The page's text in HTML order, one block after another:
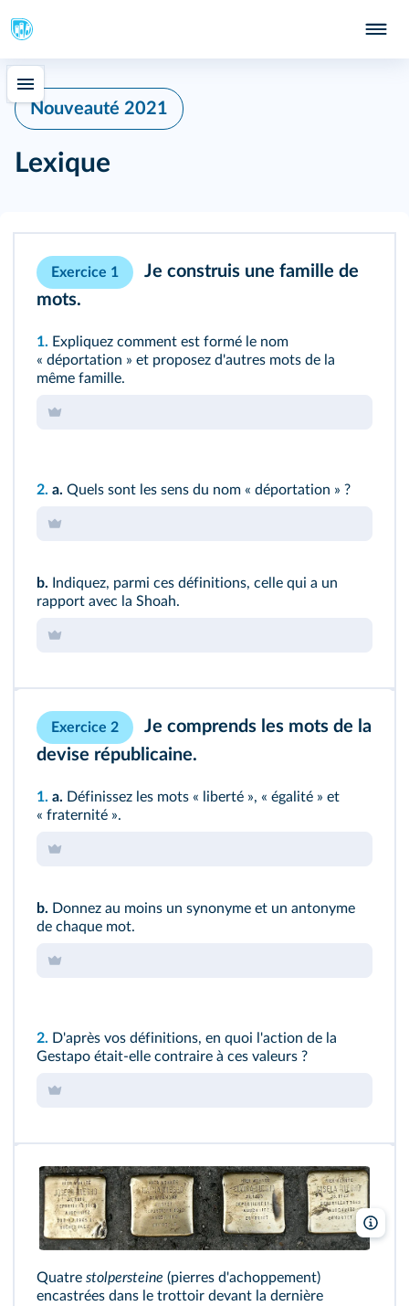
Nouveauté 2021
Lexique
Exercice 1
Je construis une famille de
mots.
1. Expliquez comment est formé le nom
« déportation » et proposez d'autres mots de la
même famille.
2. a. Quels sont les sens du nom « déportation » ?
b.
Indiquez, parmi ces définitions, celle qui a un
rapport avec la Shoah.
Exercice 2
Je comprends les mots de la
devise républicaine.
1. a. Définissez les mots « liberté », « égalité » et
« fraternité ».
b. Donnez au moins un synonyme et un antonyme
de chaque mot.
2. D'après vos définitions, en quoi l'action de la
Gestapo était-elle contraire à ces valeurs ?
Quatre stolpersteine (pierres d'achoppement)
encastrées dans le trottoir devant la dernière